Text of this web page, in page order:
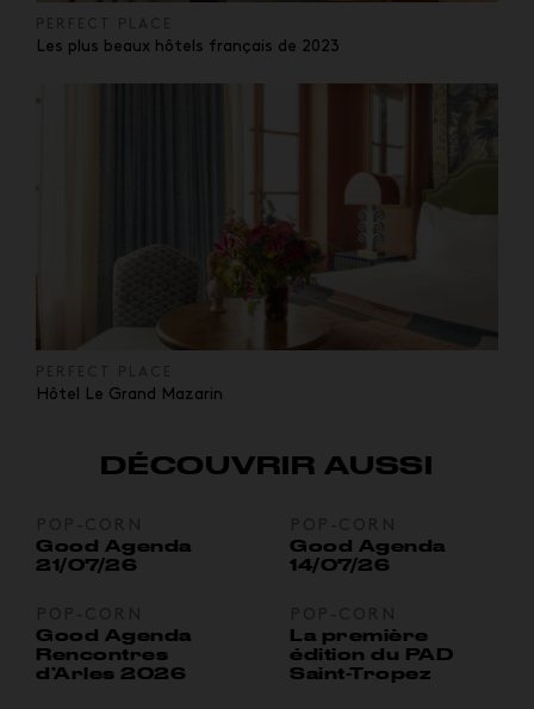
Les plus beaux hôtels français de 2023
Hôtel Le Grand Mazarin
DÉCOUVRIR AUSSI
Good Agenda
21/07/26
Good Agenda
14/07/26
Good Agenda
Rencontres
d’Arles 2026
La première
édition du PAD
Saint-Tropez